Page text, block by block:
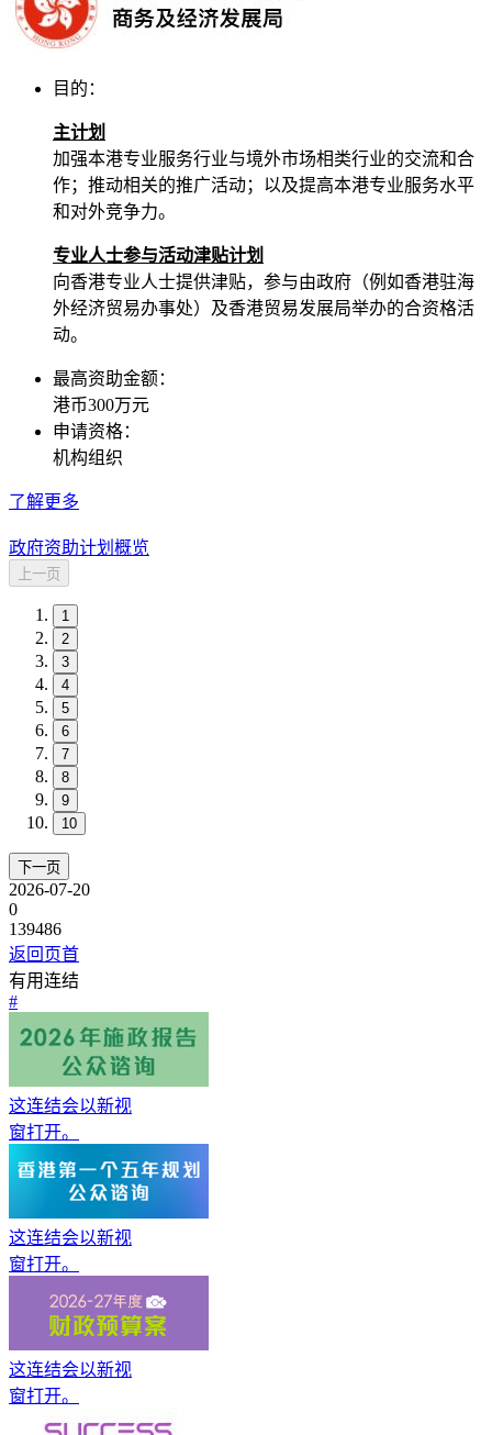
目的：
主计划
加强本港专业服务行业与境外市场相类行业的交流和合
作；推动相关的推广活动；以及提高本港专业服务水平
和对外竞争力。
专业人士参与活动津贴计划
向香港专业人士提供津贴，参与由政府（例如香港驻海
外经济贸易办事处）及香港贸易发展局举办的合资格活
动。
最高资助金额：
港币300万元
申请资格：
机构组织
了解更多
政府资助计划概览
上一页
1
2
3
4
5
6
7
8
9
10
下一页
2026-07-20
0
139486
返回页首
有用连结
#
这连结会以新视
窗打开。
这连结会以新视
窗打开。
这连结会以新视
窗打开。